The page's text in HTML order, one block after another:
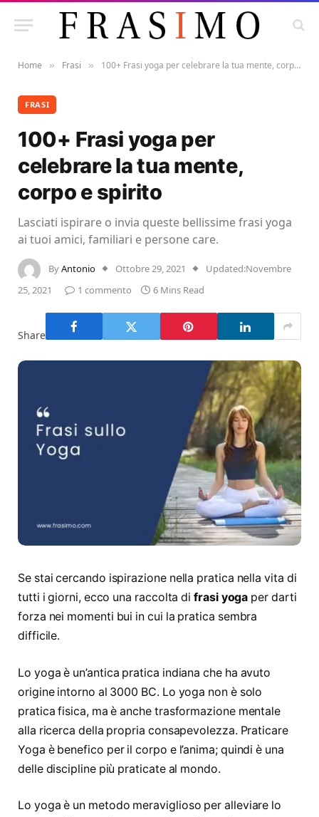
Home » Frasi » 100+ Frasi yoga per celebrare la tua mente, corpo e spirito
FRASI
100+ Frasi yoga per
celebrare la tua mente,
corpo e spirito
Lasciati ispirare o invia queste bellissime frasi yoga
ai tuoi amici, familiari e persone care.
ByAntonio Ottobre 29, 2021 Updated:Novembre
25, 2021
1 commento 6 Mins Read
Share
Se stai cercando ispirazione nella pratica nella vita di
tutti i giorni, ecco una raccolta difrasi yoga per darti
forza nei momenti bui in cui la pratica sembra
difficile.
Lo yoga è un’antica pratica indiana che ha avuto
origine intorno al 3000 BC. Lo yoga non è solo
pratica fisica, ma è anche trasformazione mentale
alla ricerca della propria consapevolezza. Praticare
Yoga è benefico per il corpo e l’anima; quindi è una
delle discipline più praticate al mondo.
Lo yoga è un metodo meraviglioso per alleviare lo